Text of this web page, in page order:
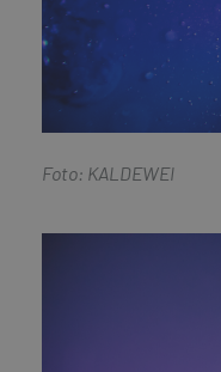
Foto: KALDEWEI